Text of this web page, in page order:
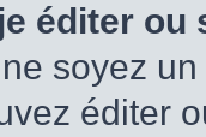
éditer
soyez
éditer